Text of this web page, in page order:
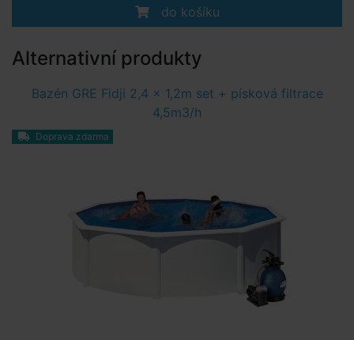
do košíku
Alternativní produkty
Bazén GRE Fidji 2,4 x 1,2m set + písková filtrace
4,5m3/h
Doprava zdarma